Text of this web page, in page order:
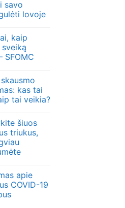
savo
lovoje
kaip
SFOMC
kas tai
tai veikia?
šiuos
triukus,
apie
COVID-19